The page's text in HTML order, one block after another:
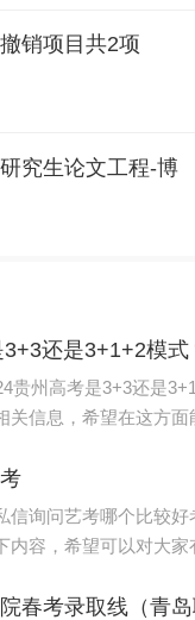
销项目共2项
究生论文工程-博
贵州高考是3+3还是
关信息，希望在这方面
考科目，在
信询问艺考哪个比较好
，希望可以对大家有所